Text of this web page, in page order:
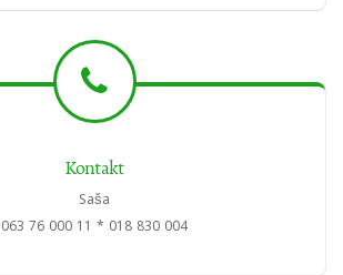
Kontakt
Saša
063 76 000 11 * 018 830 004